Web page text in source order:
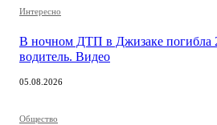
Интересно
В ночном ДТП в Джизаке погибла
водитель. Видео
05.08.2026
Общество